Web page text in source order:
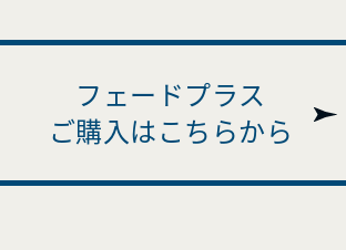
フェードプラス
ご購入はこちらから